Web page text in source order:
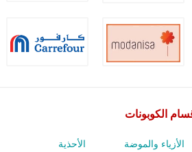
الكوبونات
الأزياء والموضة الأحذية